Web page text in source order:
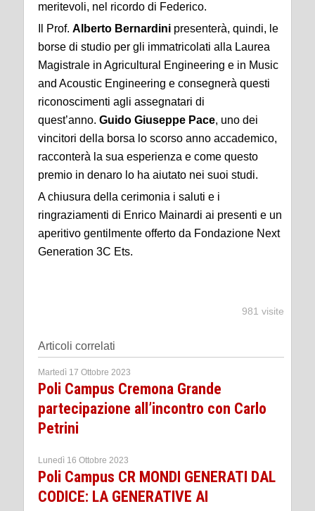
meritevoli, nel ricordo di Federico.
Il Prof. Alberto Bernardini presenterà, quindi, le
borse di studio per gli immatricolati alla Laurea
Magistrale in Agricultural Engineering e in Music
and Acoustic Engineering e consegnerà questi
riconoscimenti agli assegnatari di
quest’anno. Guido Giuseppe Pace, uno dei
vincitori della borsa lo scorso anno accademico,
racconterà la sua esperienza e come questo
premio in denaro lo ha aiutato nei suoi studi.
A chiusura della cerimonia i saluti e i
ringraziamenti di Enrico Mainardi ai presenti e un
aperitivo gentilmente offerto da Fondazione Next
Generation 3C Ets.
981 visite
Articoli correlati
Martedì 17 Ottobre 2023
Poli Campus Cremona Grande
partecipazione all’incontro con Carlo
Petrini
Lunedì 16 Ottobre 2023
Poli Campus CR MONDI GENERATI DAL
CODICE: LA GENERATIVE AI